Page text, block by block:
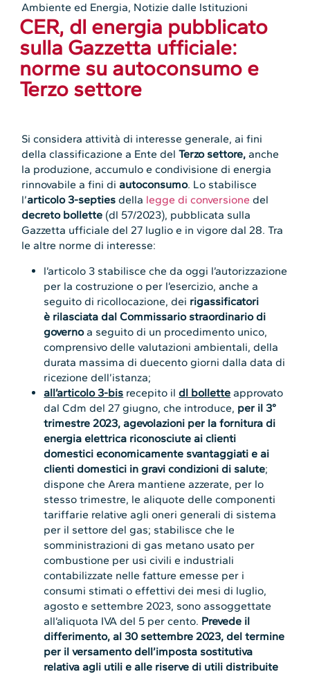
Ambiente ed Energia, Notizie dalle Istituzioni
CER, dl energia pubblicato
sulla Gazzetta ufficiale:
norme su autoconsumo e
Terzo settore
Si considera attività di interesse generale, ai fini
della classificazione a Ente delTerzo settore, anche
la produzione, accumulo e condivisione di energia
rinnovabile a fini diautoconsumo. Lo stabilisce
l’articolo 3-septies della legge di conversione del
decreto bollette (dl 57/2023), pubblicata sulla
Gazzetta ufficiale del 27 luglio e in vigore dal 28. Tra
le altre norme di interesse:
l’articolo 3 stabilisce che da oggi l’autorizzazione
per la costruzione o per l’esercizio, anche a
seguito di ricollocazione, dei rigassificatori
è rilasciata dal Commissario straordinario di
governoa seguito di un procedimento unico,
comprensivo delle valutazioni ambientali, della
durata massima di duecento giorni dalla data di
ricezione dell’istanza;
all’articolo 3-bis recepito ildl bollette approvato
dal Cdm del 27 giugno, che introduce, per il 3°
trimestre 2023, agevolazioni per la fornitura di
energia elettrica riconosciute ai clienti
domestici economicamente svantaggiati e ai
clienti domestici in gravi condizioni di salute;
dispone che Arera mantiene azzerate, per lo
stesso trimestre, le aliquote delle componenti
tariffarie relative agli oneri generali di sistema
per il settore del gas; stabilisce che le
somministrazioni di gas metano usato per
combustione per usi civili e industriali
contabilizzate nelle fatture emesse per i
consumi stimati o effettivi dei mesi di luglio,
agosto e settembre 2023, sono assoggettate
all’aliquota IVA del 5 per cento. Prevede il
differimento, al 30 settembre 2023, del termine
per il versamento dell’imposta sostitutiva
relativa agli utili e alle riserve di utili distribuite